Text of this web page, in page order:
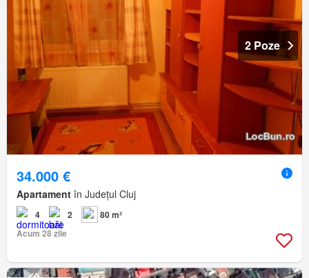
2 Poze
34.000 €
Apartament în Județul Cluj
4 2
80 m²
Acum 28 zile